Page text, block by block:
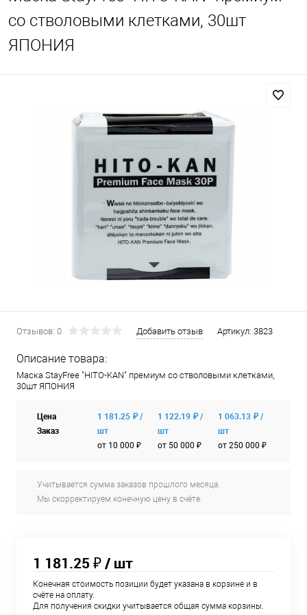
со стволовыми клетками, 30шт
ЯПОНИЯ
Отзывов: 0 Добавить отзыв Артикул: 3823
Описание товара:
Маска StayFree "HITO-KAN" премиум со стволовыми клетками,
30шт ЯПОНИЯ
Цена
Заказ
1 181.25 ₽ /
шт
от 10 000 ₽
1 122.19 ₽ /
шт
от 50 000 ₽
1 063.13 ₽ /
шт
от 250 000 ₽
Учитывается сумма заказов прошлого месяца.
Мы скорректируем конечную цену в счёте.
1 181.25 ₽/ шт
Конечная стоимость позиции будет указана в корзине и в
счёте на оплату.
Для получения скидки учитывается общая сумма корзины.